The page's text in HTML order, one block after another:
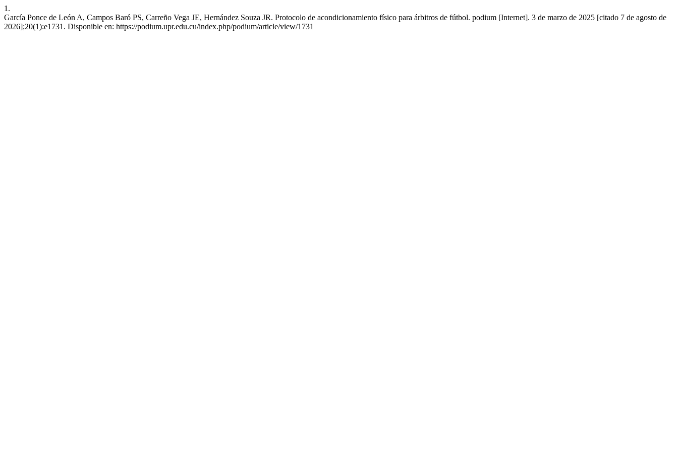
1.
García Ponce de León A, Campos Baró PS, Carreño Vega JE, Hernández Souza JR. Protocolo de acondicionamiento físico para árbitros de fútbol. podium [Internet]. 3 de marzo de 2025 [citado 7 de agosto de
2026];20(1):e1731. Disponible en: https://podium.upr.edu.cu/index.php/podium/article/view/1731